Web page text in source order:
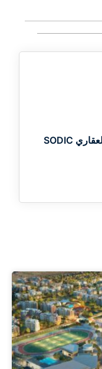
شركة سوديك للتطوير العقاري SODIC